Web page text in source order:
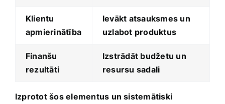
Klientu
apmierinātība
Ievākt atsauksmes un
uzlabot produktus
Finanšu
rezultāti
Izstrādāt budžetu un
resursu sadali
Izprotot šos elementus un sistemātiski